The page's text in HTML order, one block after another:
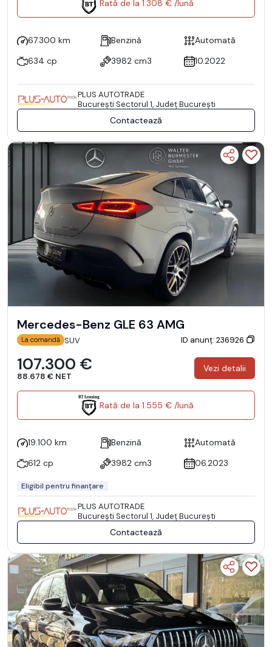
Rată de la 1.308 € /lună
67.300 km Benzină
Automată
634 cp
3982 cm3 10.2022
PLUS AUTOTRADE
Bucureşti Sectorul 1, Județ București
Contactează
Mercedes-Benz GLE 63 AMG
La comandă SUV ID anunț: 236926
107.300 €
88.678 € NET
Vezi detalii
Rată de la 1.555 € /lună
19.100 km Benzină
Automată
612 cp
3982 cm3 06.2023
Eligibil pentru finanțare
PLUS AUTOTRADE
Bucureşti Sectorul 1, Județ București
Contactează